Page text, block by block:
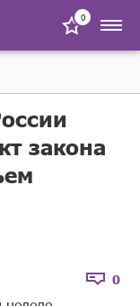
0
закона
0